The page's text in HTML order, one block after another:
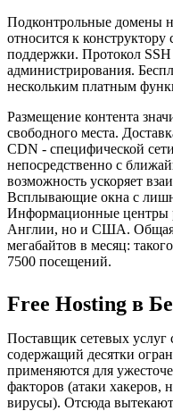
Подконтрольные домены
относится к конструктору
поддержки. Протокол SSH
администрирования.
нескольким платным
Размещение контента
свободного места.
CDN - специфической
непосредственно с
возможность ускоряет
Всплывающие окна с
Информационные центры
Англии, но и США. Общая
мегабайтов в месяц:
7500 посещений.
Free Hosting в
Поставщик сетевых услуг
содержащий десятки
применяются для
факторов (атаки хакеров,
вирусы). Отсюда